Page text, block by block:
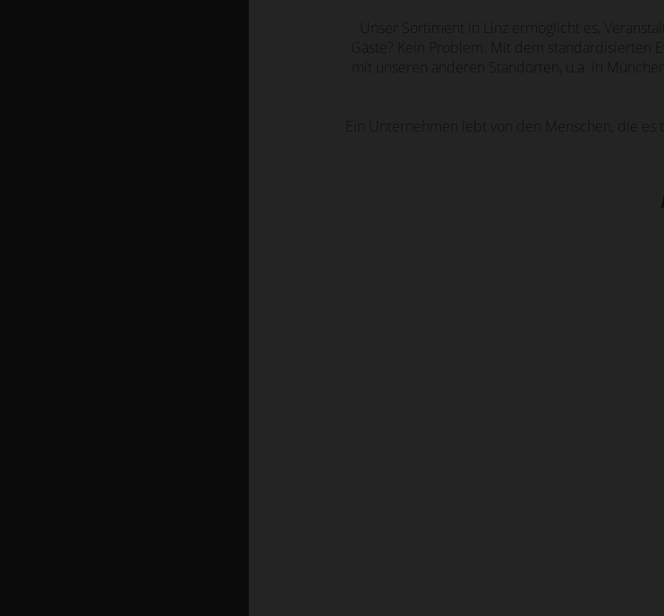
Unser Sortiment in Linz ermöglicht es,
Gäste? Kein Problem. Mit dem
mit unseren anderen Standorten, u.a. in
Ein Unternehmen lebt von den Menschen, die